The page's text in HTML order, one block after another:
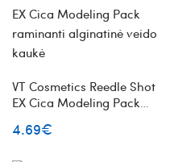
VT Cosmetics Reedle Shot
EX Cica Modeling Pack
kaukė
4.69€